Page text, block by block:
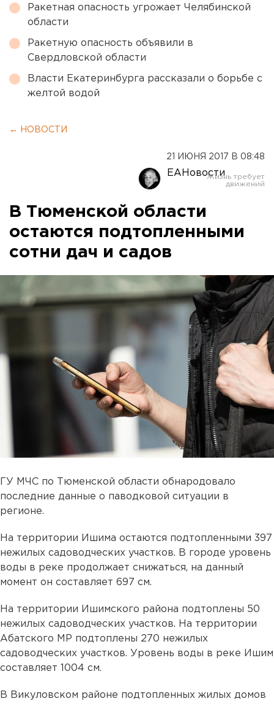
Ракетная опасность угрожает Челябинской
области
Ракетную опасность объявили в
Свердловской области
Власти Екатеринбурга рассказали о борьбе с
желтой водой
← НОВОСТИ
21 ИЮНЯ 2017 В 08:48
ЕАНовости
В Тюменской области
остаются подтопленными
сотни дач и садов
ГУ МЧС по Тюменской области обнародовало
последние данные о паводковой ситуации в
регионе.
На территории Ишима остаются подтопленными 397
нежилых садоводческих участков. В городе уровень
воды в реке продолжает снижаться, на данный
момент он составляет 697 см.
На территории Ишимского района подтоплены 50
нежилых садоводческих участков. На территории
Абатского МР подтоплены 270 нежилых
садоводческих участков. Уровень воды в реке Ишим
составляет 1004 см.
В Викуловском районе подтопленных жилых домов